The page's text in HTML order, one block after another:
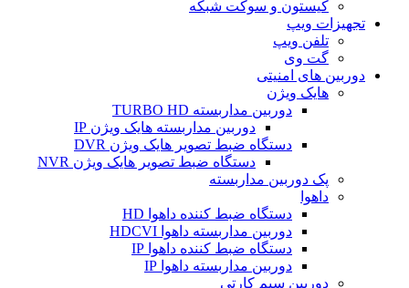
کیستون و سوکت شبکه
تجهیزات ویپ
تلفن ویپ
گت وی
دوربین های امنیتی
هایک ویژن
دوربین مداربسته TURBO HD
دوربین مداربسته هایک ویژن IP
دستگاه ضبط تصویر هایک ویژن DVR
دستگاه ضبط تصویر هایک ویژن NVR
پک دوربین مداربسته
داهوا
دستگاه ضبط کننده داهوا HD
دوربین مداربسته داهوا HDCVI
دستگاه ضبط کننده داهوا IP
دوربین مداربسته داهوا IP
دوربین سیم کارتی